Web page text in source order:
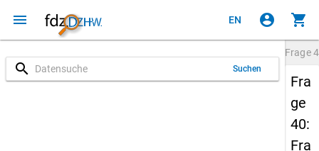
menu EN account_circle shopping_cart
search Suchen
Frage
Fra
ge
40:
Fra